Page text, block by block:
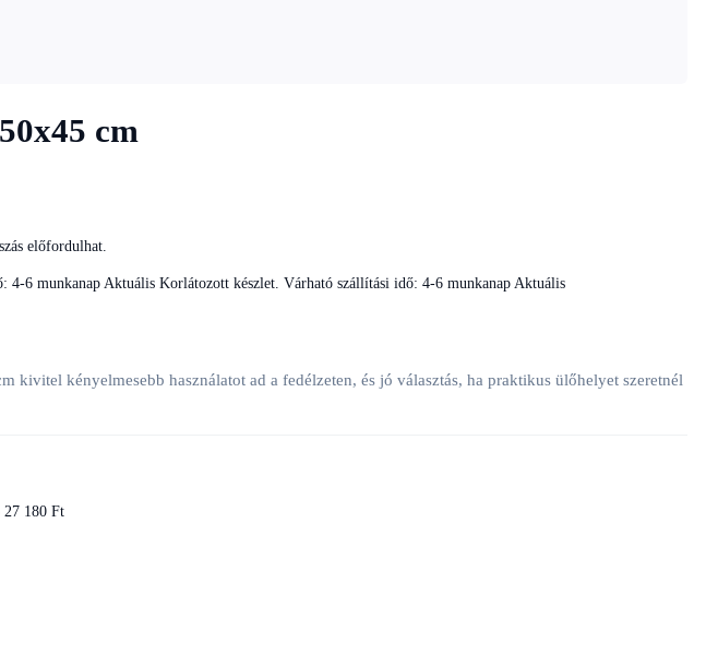
cm
előfordulhat.
4-6 munkanap Aktuális Korlátozott készlet. Várható szállítási idő: 4-6 munkanap Aktuális
kényelmesebb használatot ad a fedélzeten, és jó választás, ha praktikus ülőhelyet szeretnél
27 180 Ft